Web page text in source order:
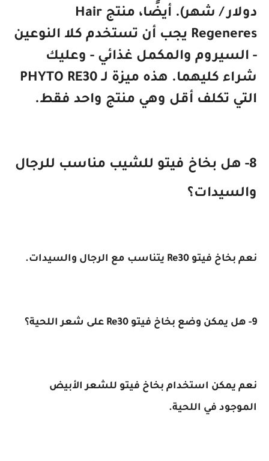
دولار / شهر). أيضًا، منتج Hair
Regeneres يجب أن تستخدم كلا النوعين
- السيروم والمكمل غذائي - وعليك
شراء كليهما. هذه ميزة لـ PHYTO RE30
التي تكلف أقل وهي منتج واحد فقط.
8- هل بخاخ فيتو للشيب مناسب للرجال
والسيدات؟
نعم بخاخ فيتو Re30 يتناسب مع الرجال والسيدات.
9- هل يمكن وضع بخاخ فيتو Re30 على شعر اللحية؟
نعم يمكن استخدام بخاخ فيتو للشعر الأبيض
الموجود في اللحية.